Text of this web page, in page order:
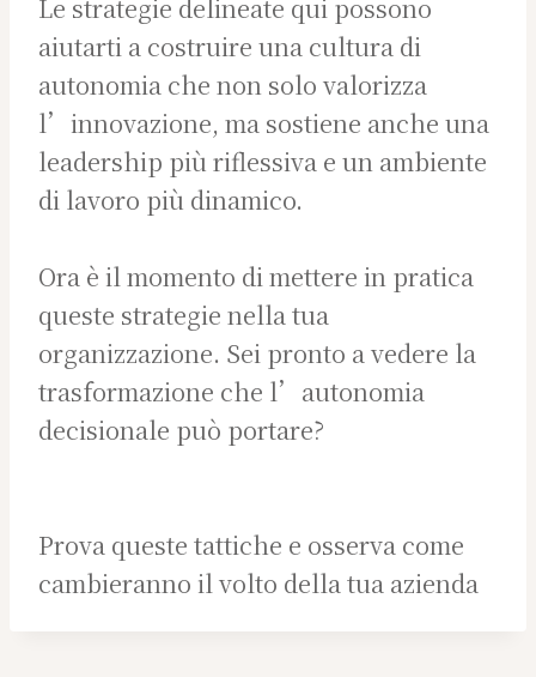
Le strategie delineate qui possono
aiutarti a costruire una cultura di
autonomia che non solo valorizza
l’innovazione, ma sostiene anche una
leadership più riflessiva e un ambiente
di lavoro più dinamico.
Ora è il momento di mettere in pratica
queste strategie nella tua
organizzazione. Sei pronto a vedere la
trasformazione che l’autonomia
decisionale può portare?
Prova queste tattiche e osserva come
cambieranno il volto della tua azienda